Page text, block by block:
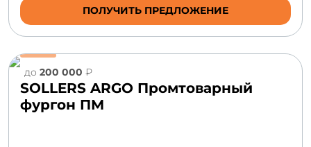
ПОЛУЧИТЬ ПРЕДЛОЖЕНИЕ
до 200 000 ₽
SOLLERS ARGO Промтоварный
фургон ПМ